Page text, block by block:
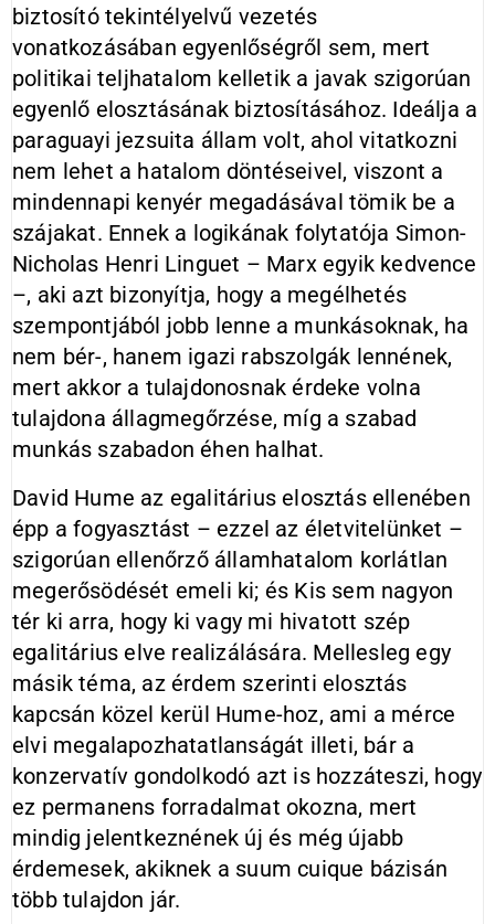
biztosító tekintélyelvű vezetés
vonatkozásában egyenlőségről sem, mert
politikai teljhatalom kelletik a javak szigorúan
egyenlő elosztásának biztosításához. Ideálja a
paraguayi jezsuita állam volt, ahol vitatkozni
nem lehet a hatalom döntéseivel, viszont a
mindennapi kenyér megadásával tömik be a
szájakat. Ennek a logikának folytatója Simon-
Nicholas Henri Linguet – Marx egyik kedvence
–, aki azt bizonyítja, hogy a megélhetés
szempontjából jobb lenne a munkásoknak, ha
nem bér-, hanem igazi rabszolgák lennének,
mert akkor a tulajdonosnak érdeke volna
tulajdona állagmegőrzése, míg a szabad
munkás szabadon éhen halhat.
David Hume az egalitárius elosztás ellenében
épp a fogyasztást – ezzel az életvitelünket –
szigorúan ellenőrző államhatalom korlátlan
megerősödését emeli ki; és Kis sem nagyon
tér ki arra, hogy ki vagy mi hivatott szép
egalitárius elve realizálására. Mellesleg egy
másik téma, az érdem szerinti elosztás
kapcsán közel kerül Hume-hoz, ami a mérce
elvi megalapozhatatlanságát illeti, bár a
konzervatív gondolkodó azt is hozzáteszi, hogy
ez permanens forradalmat okozna, mert
mindig jelentkeznének új és még újabb
érdemesek, akiknek a suum cuique bázisán
több tulajdon jár.